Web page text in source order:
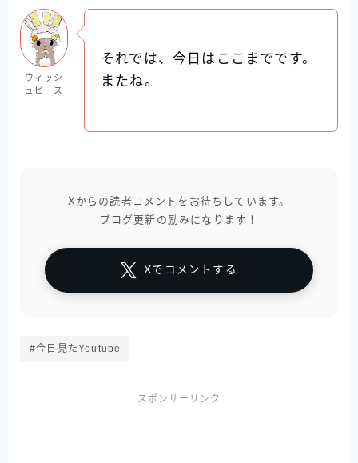
ウィッシ
ュピース
それでは、今日はここまでです。
またね。
Xからの読者コメントをお待ちしています。
ブログ更新の励みになります！
Xでコメントする
#今日見たYoutube
スポンサーリンク